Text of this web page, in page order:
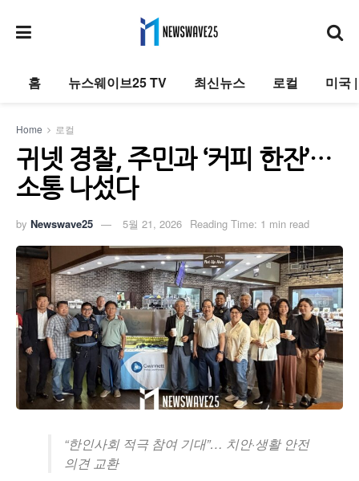
홈 뉴스웨이브25 TV 최신뉴스 로컬 미국
Home 로컬
귀넷 경찰, 주민과 ‘커피 한잔’…
소통 나섰다
by Newswave25 5월 21, 2026 Reading Time: 1 min read
“한인사회 적극 참여 기대”… 치안·생활 안전
의견 교환